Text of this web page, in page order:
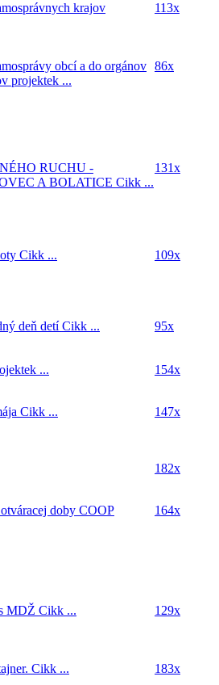
krajov
113x
obcí a do orgánov
projektek ...
86x
RUCHU -
A BOLATICE Cikk ...
131x
Cikk ... 109x
deň detíCikk ... 95x
... 154x
Cikk ... 147x
182x
doby COOP
164x
MDŽ Cikk ... 129x
Cikk ... 183x